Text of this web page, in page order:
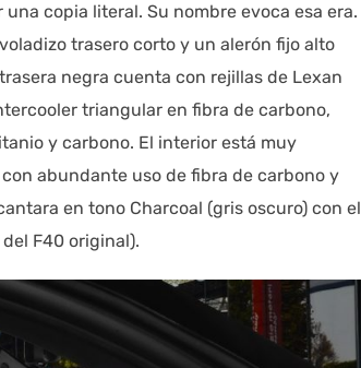
copia literal. Su nombre evoca esa era.
trasero corto y un alerón fijo alto
negra cuenta con rejillas de Lexan
triangular en fibra de carbono,
y carbono. El interior está muy
abundante uso de fibra de carbono y
en tono Charcoal (gris oscuro) con el
F40 original).